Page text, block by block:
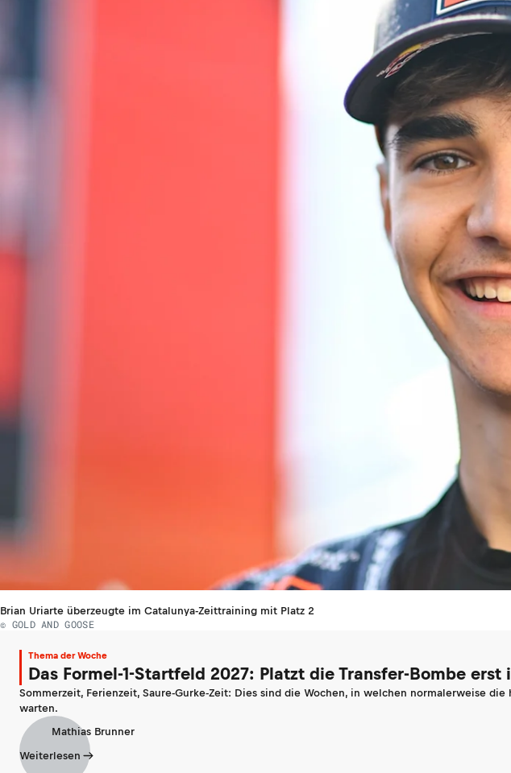
Brian Uriarte überzeugte im Catalunya-Zeittraining mit Platz 2
© GOLD AND GOOSE
Thema der Woche
Das Formel-1-Startfeld 2027: Platzt die Transfer-Bombe erst
Sommerzeit, Ferienzeit, Saure-Gurke-Zeit: Dies sind die Wochen, in welchen normalerweise
warten.
Mathias Brunner
Weiterlesen